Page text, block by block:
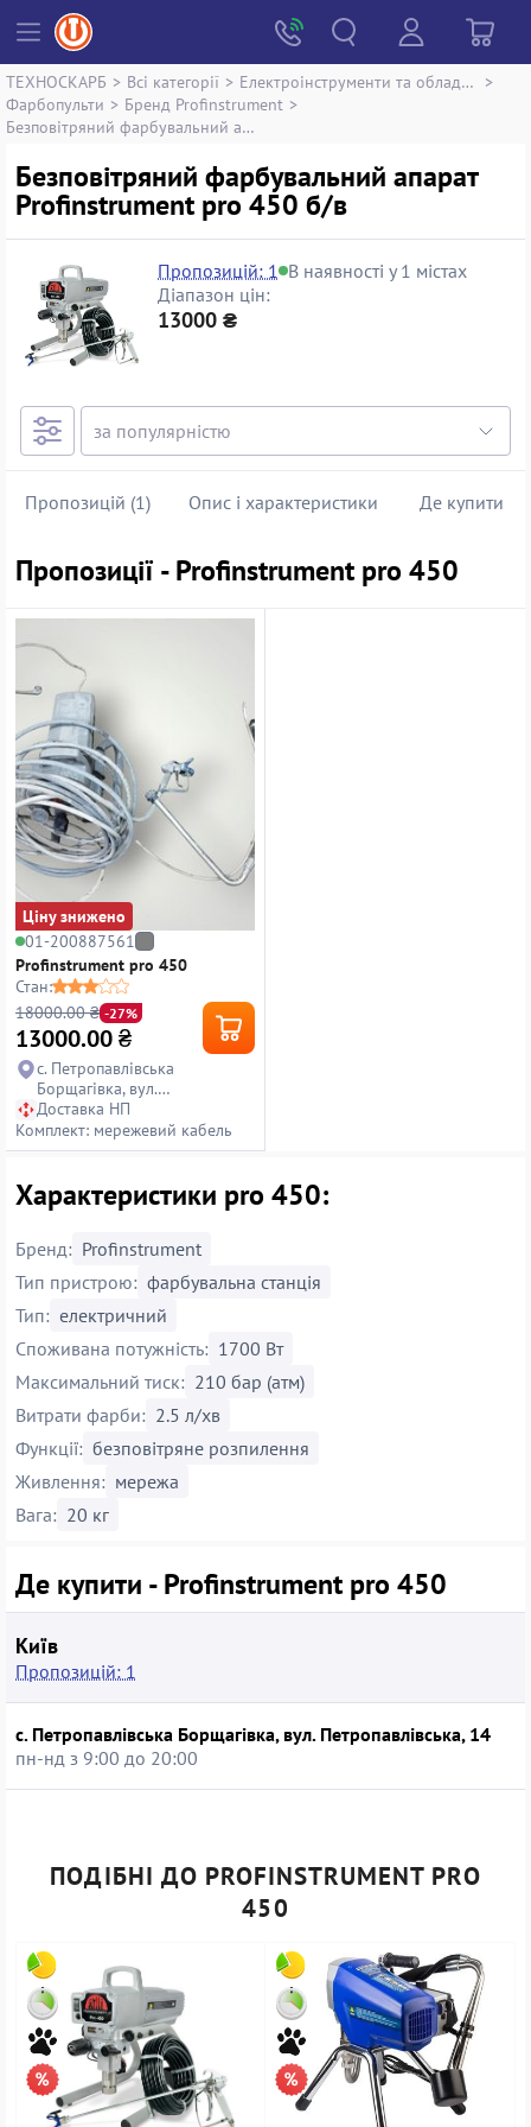
ТЕХНОСКАРБ > Всі категорії > Електроінструменти та обладнання >
Фарбопульти > Бренд Profinstrument >
Безповітряний фарбувальний апарат Profinstrument pro 450
Безповітряний фарбувальний апарат
Profinstrument pro 450 б/в
Пропозицій: 1 В наявності у 1 містах
Діапазон цін:
13000 ₴
Пропозицій (1) Опис і характеристики Де купити
Пропозиції - Profinstrument pro 450
Ціну знижено
01-200887561
Profinstrument pro 450
Стан:
18000.00 ₴ -27%
13000.00₴
с. Петропавлівська
Борщагівка, вул.
Петропавлівська, 14
Доставка НП
Комплект: мережевий кабель
Характеристики pro 450:
Бренд: Profinstrument
Тип пристрою: фарбувальна станція
Тип: електричний
Споживана потужність: 1700 Вт
Максимальний тиск: 210 бар (атм)
Витрати фарби: 2.5 л/хв
Функції: безповітряне розпилення
Живлення: мережа
Вага: 20 кг
Де купити - Profinstrument pro 450
Київ
Пропозицій: 1
с. Петропавлівська Борщагівка, вул. Петропавлівська, 14
пн-нд з 9:00 до 20:00
ПОДІБНІ ДО PROFINSTRUMENT PRO
450